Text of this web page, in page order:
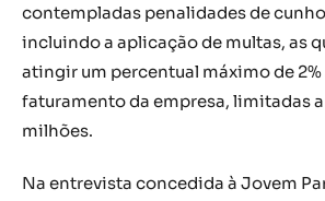
contempladas penalidades de
incluindo a aplicação de multas, as
atingir um percentual máximo de 2%
faturamento da empresa, limitadas
milhões.
Na entrevista concedida à Jovem